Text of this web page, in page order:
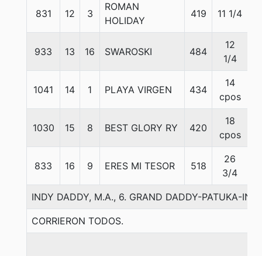
831 12 3
ROMAN
HOLIDAY
419 11 1/4
933 13 16 SWAROSKI 484
12
1/4
1041 14 1 PLAYA VIRGEN 434
14
cpos
1030 15 8 BEST GLORY RY 420
18
cpos
833 16 9 ERES MI TESOR 518
26
3/4
INDY DADDY, M.A., 6. GRAND DADDY-PATUKA-
CORRIERON TODOS.